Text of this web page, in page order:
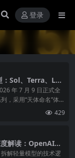
登录
Sol、Terra、Lun
景！
年 7 月 9 日正式全
，采用“天体命名”体系
均衡）、Luna（轻
token 上下文‌，主打‌
429
解读：OpenAI的
地的性价比革命
解轻量模型的技术逻